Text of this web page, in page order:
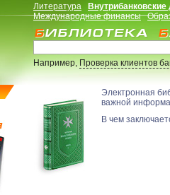
Литература
Международные финансы
Например,Проверка клиентов
Электронная
важной
В чем